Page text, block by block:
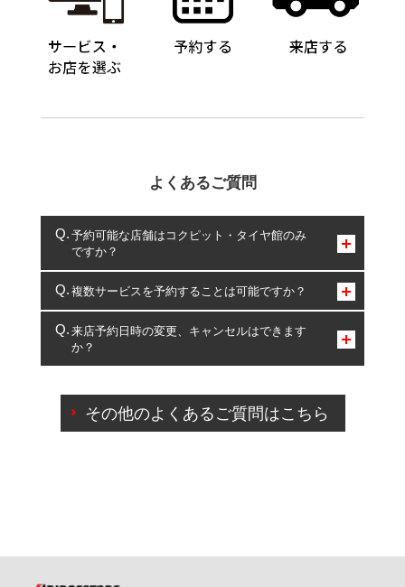
よくあるご質問
予約可能な店舗はコクピット・タイヤ館のみ
ですか？
コクピット・タイヤ館のみとなります。
複数サービスを予約することは可能ですか？
複数サービスのご予約は可能です。
一部の商品・サービスの組み合わせに限り、同時にご予約が
出来ないものもございます。
来店予約日時の変更、キャンセルはできます
か？
ご来店予約日の3営業日前を過ぎている場合のご予約
の日時変更につきましては、直接ご予約の店舗まで
その他のよくあるご質問はこちら